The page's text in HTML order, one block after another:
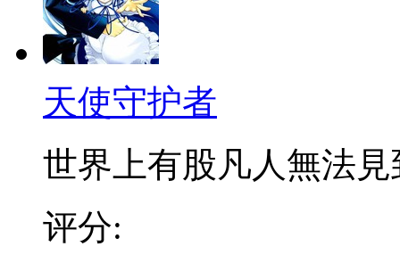
天使守护者
世界上有股凡人無法
评分: